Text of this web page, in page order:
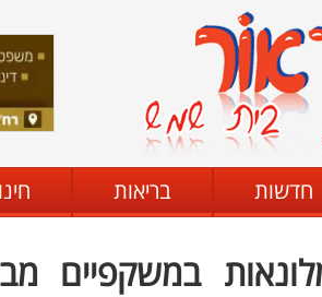
חדשות בריאות
במשקפיים